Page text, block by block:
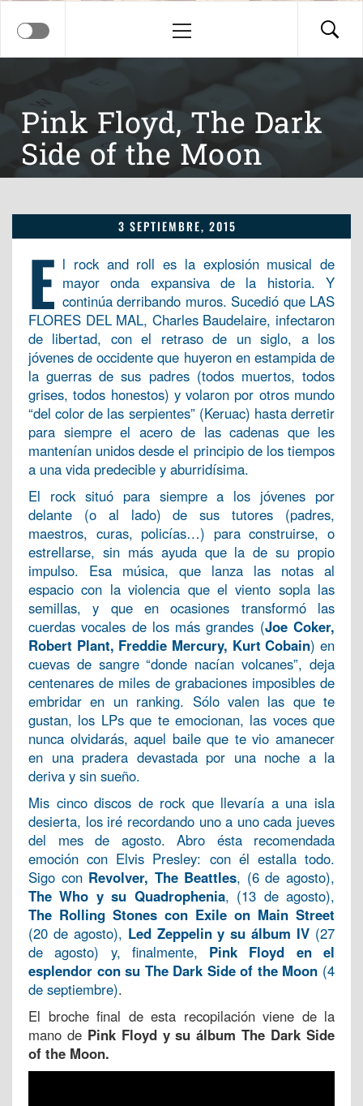
principal
Pink Floyd, The Dark
Side of the Moon
3 SEPTIEMBRE, 2015
E l rock and roll es la explosión musical de
mayor onda expansiva de la historia. Y
continúa derribando muros. Sucedió que LAS
FLORES DEL MAL, Charles Baudelaire, infectaron
de libertad, con el retraso de un siglo, a los
jóvenes de occidente que huyeron en estampida de
la guerras de sus padres (todos muertos, todos
grises, todos honestos) y volaron por otros mundo
“del color de las serpientes” (Keruac) hasta derretir
para siempre el acero de las cadenas que les
mantenían unidos desde el principio de los tiempos
a una vida predecible y aburridísima.
El rock situó para siempre a los jóvenes por
delante (o al lado) de sus tutores (padres,
maestros, curas, policías…) para construirse, o
estrellarse, sin más ayuda que la de su propio
impulso. Esa música, que lanza las notas al
espacio con la violencia que el viento sopla las
semillas, y que en ocasiones transformó las
cuerdas vocales de los más grandes (Joe Coker,
Robert Plant, Freddie Mercury, Kurt Cobain) en
cuevas de sangre “donde nacían volcanes”, deja
centenares de miles de grabaciones imposibles de
embridar en un ranking. Sólo valen las que te
gustan, los LPs que te emocionan, las voces que
nunca olvidarás, aquel baile que te vio amanecer
en una pradera devastada por una noche a la
deriva y sin sueño.
Mis cinco discos de rock que llevaría a una isla
desierta, los iré recordando uno a uno cada jueves
del mes de agosto. Abro ésta recomendada
emoción con Elvis Presley: con él estalla todo.
Sigo con Revolver, The Beattles, (6 de agosto),
The Who y su Quadrophenia, (13 de agosto),
The Rolling Stones con Exile on Main Street
(20 de agosto), Led Zeppelin y su álbum IV (27
de agosto) y, finalmente, Pink Floyd en el
esplendor con su The Dark Side of the Moon (4
de septiembre).
El broche final de esta recopilación viene de la
mano de Pink Floyd y su álbum The Dark Side
of the Moon.